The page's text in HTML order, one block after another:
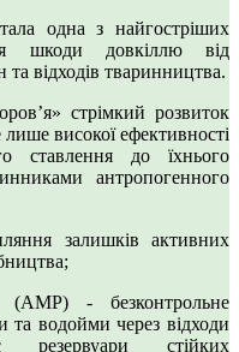
одна з найгостріших
шкоди довкіллю від
відходів тваринництва.
стрімкий розвиток
лише високої ефективності
ставлення до їхнього
антропогенного
залишків активних
(АМР) - безконтрольне
та водойми через відходи
стійких